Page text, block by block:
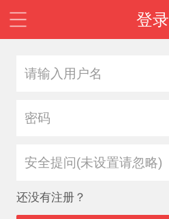
登录
安全提问(未设置请忽略)
还没有注册？